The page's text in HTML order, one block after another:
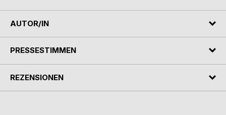
AUTOR/IN
PRESSESTIMMEN
REZENSIONEN